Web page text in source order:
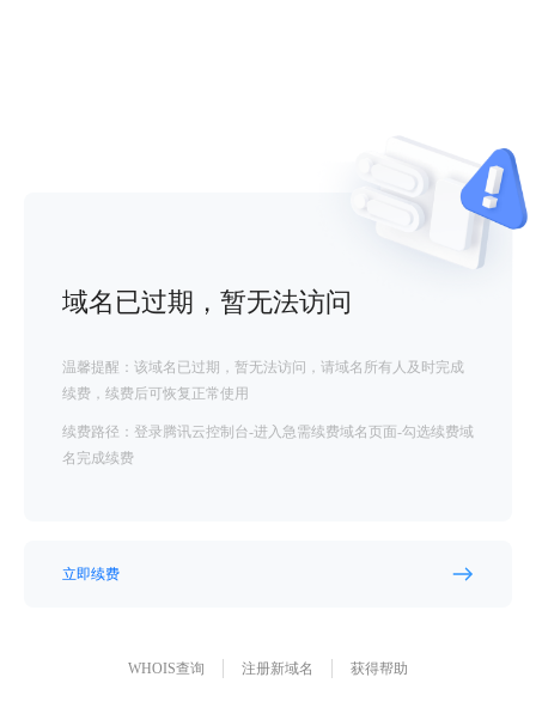
域名已过期，暂无法访问
温馨提醒：该域名已过期，暂无法访问，请域名所有人及时完成
续费，续费后可恢复正常使用
续费路径：登录腾讯云控制台-进入急需续费域名页面-勾选续费域
名完成续费
立即续费
WHOIS查询 注册新域名 获得帮助